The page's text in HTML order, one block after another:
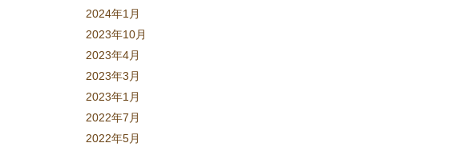
2024年1月
2023年10月
2023年4月
2023年3月
2023年1月
2022年7月
2022年5月